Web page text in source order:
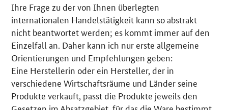
Ihre Frage zu der von Ihnen überlegten
internationalen Handelstätigkeit kann so abstrakt
nicht beantwortet werden; es kommt immer auf den
Einzelfall an. Daher kann ich nur erste allgemeine
Orientierungen und Empfehlungen geben:
Eine Herstellerin oder ein Hersteller, der in
verschiedene Wirtschaftsräume und Länder seine
Produkte verkauft, passt die Produkte jeweils den